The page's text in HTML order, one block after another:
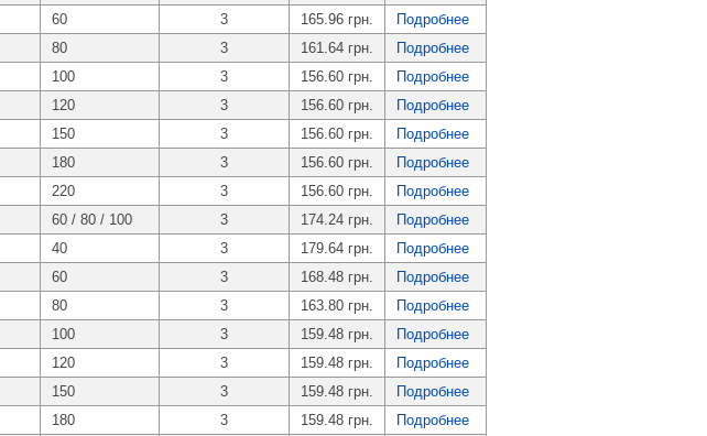
60 3 165.96 грн.
Подробнее
80 3 161.64 грн.
Подробнее
100 3 156.60 грн.
Подробнее
120 3 156.60 грн.
Подробнее
150 3 156.60 грн.
Подробнее
180 3 156.60 грн.
Подробнее
220 3 156.60 грн.
Подробнее
60 / 80 / 100 3 174.24 грн.
Подробнее
40 3 179.64 грн.
Подробнее
60 3 168.48 грн.
Подробнее
80 3 163.80 грн.
Подробнее
100 3 159.48 грн.
Подробнее
120 3 159.48 грн.
Подробнее
150 3 159.48 грн.
Подробнее
180 3 159.48 грн.
Подробнее